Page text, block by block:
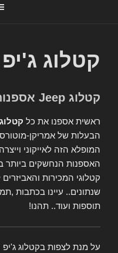
קטלוג ג'יפ
קטלוג Jeep אספנות
ראשית אספנו את כל
הבעלות של אמריקן-
המופלא הזה לאייקוני
האספנות הנחשקים ביותר
קטלוגי המכירות והאביזרים
שנתונים.. עיינו בכתבות
תוספות ועוד.. תהנו!
על מנת לצפות בקטלוג